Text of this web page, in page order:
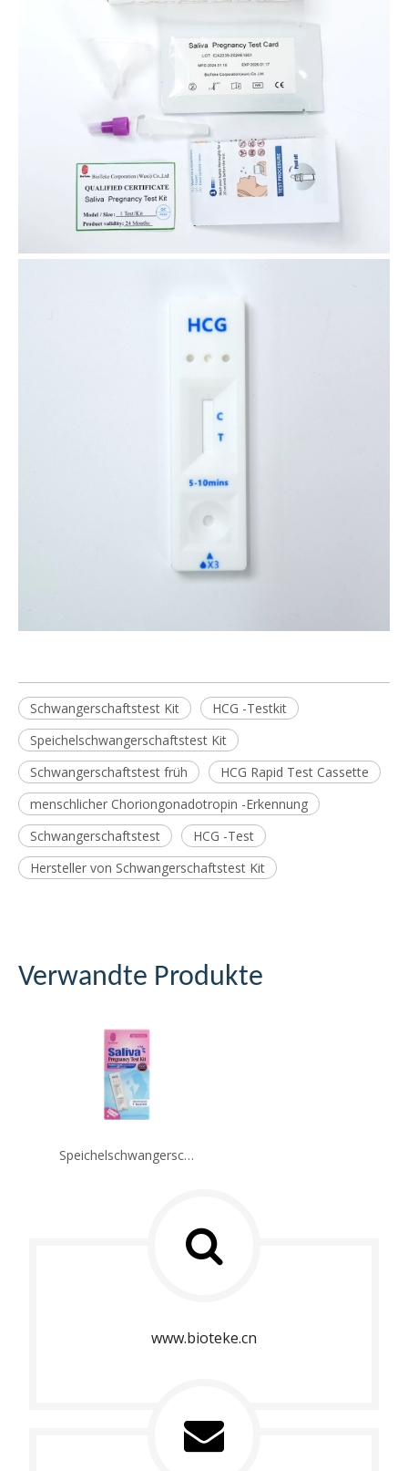
Schwangerschaftstest Kit
HCG -Testkit
Speichelschwangerschaftstest Kit
Schwangerschaftstest früh
HCG Rapid Test Cassette
menschlicher Choriongonadotropin -Erkennung
Schwangerschaftstest
HCG -Test
Hersteller von Schwangerschaftstest Kit
Verwandte Produkte
Speichelschwangerschaftstest Kit
www.bioteke.cn